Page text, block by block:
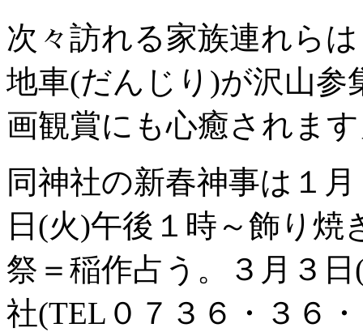
次々訪れる家族連れら
地車(だんじり)が沢山参
画観賞にも心癒されま
同神社の新春神事は１
日(火)午後１時～飾り
祭＝稲作占う。３月３
社(TEL０７３６・３６